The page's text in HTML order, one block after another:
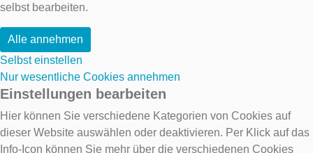
selbst bearbeiten.
Alle annehmen
Selbst einstellen
Nur wesentliche Cookies annehmen
Einstellungen bearbeiten
Hier können Sie verschiedene Kategorien von Cookies auf
dieser Website auswählen oder deaktivieren. Per Klick auf das
Info-Icon können Sie mehr über die verschiedenen Cookies